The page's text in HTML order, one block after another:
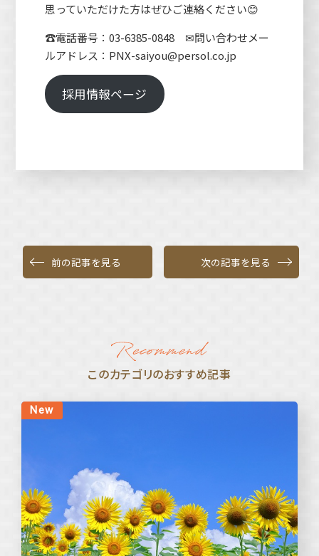
思っていただけた方はぜひご連絡ください😊
☎電話番号：03-6385-0848 ✉問い合わせメー
ルアドレス：PNX-saiyou@persol.co.jp
採用情報ページ
前の記事を見る 次の記事を見る
このカテゴリのおすすめ記事